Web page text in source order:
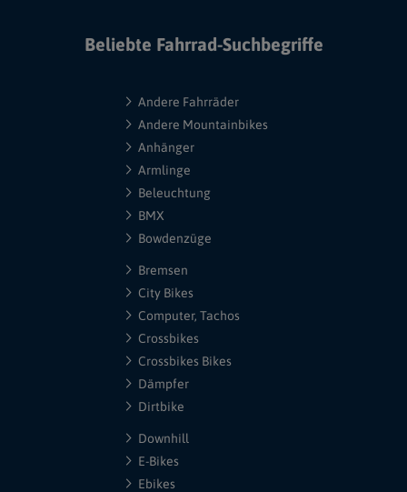
Beliebte Fahrrad-Suchbegriffe
Andere Fahrräder
Andere Mountainbikes
Anhänger
Armlinge
Beleuchtung
BMX
Bowdenzüge
Bremsen
City Bikes
Computer, Tachos
Crossbikes
Crossbikes Bikes
Dämpfer
Dirtbike
Downhill
E-Bikes
Ebikes